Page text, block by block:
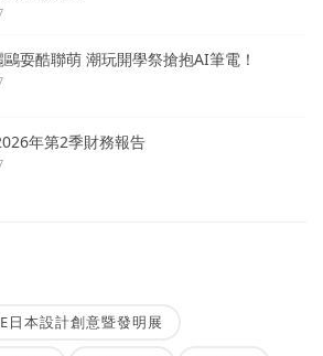
鷗耍酷聯萌 潮玩開學祭搶抱AI筆電！
年第2季財務報告
日本設計創意暨發明展